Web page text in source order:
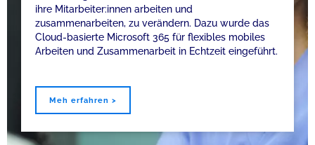
ihre Mitarbeiter:innen arbeiten und
zusammenarbeiten, zu verändern. Dazu wurde das
Cloud-basierte Microsoft 365 für flexibles mobiles
Arbeiten und Zusammenarbeit in Echtzeit eingeführt.
Meh erfahren >